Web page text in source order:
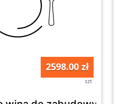
2598.00 zł
szt